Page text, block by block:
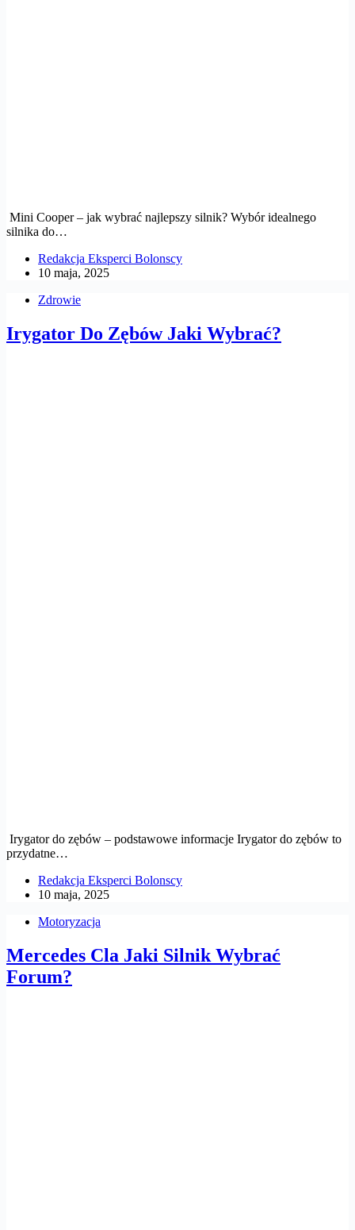
Mini Cooper – jak wybrać najlepszy silnik? Wybór idealnego
silnika do…
Redakcja Eksperci Bolonscy
10 maja, 2025
Zdrowie
Irygator Do Zębów Jaki Wybrać?
Irygator do zębów – podstawowe informacje Irygator do zębów to
przydatne…
Redakcja Eksperci Bolonscy
10 maja, 2025
Motoryzacja
Mercedes Cla Jaki Silnik Wybrać
Forum?